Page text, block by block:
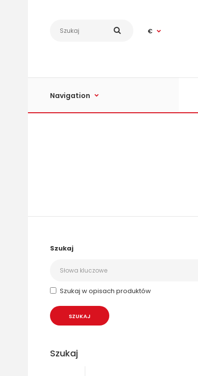
€
Navigation
Szukaj
Szukaj w opisach produktów
Szukaj